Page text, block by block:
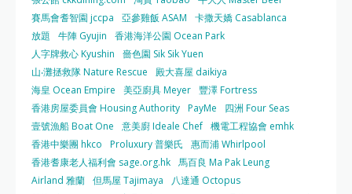
賽馬會耆智園 jccpa
亞參雞飯 ASAM
卡撒天嬌 Casablanca
放題
牛陣 Gyujin
香港海洋公園 Ocean Park
人字牌救心 Kyushin
嗇色園 Sik Sik Yuen
山‧灘拯救隊 Nature Rescue
殿大喜屋 daikiya
海皇 Ocean Empire
美亞廚具 Meyer 豐澤 Fortress
香港房屋委員會 Housing Authority PayMe
四洲 Four Seas
壹號漁船 Boat One
意美廚 Ideale Chef 機電工程協會 emhk
香港中樂團 hkco
Proluxury 普樂氏
惠而浦 Whirlpool
香港耆康老人福利會 sage.org.hk 馬百良 Ma Pak Leung
Airland 雅蘭 但馬屋 Tajimaya
八達通 Octopus